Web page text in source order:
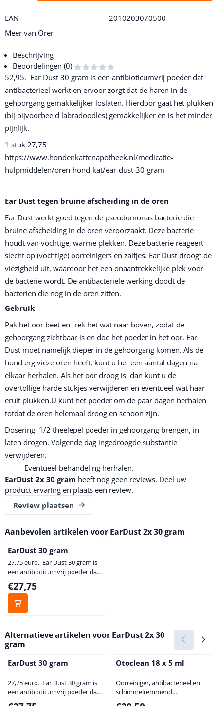
EAN
2010203070500
Meer van Oren
Beschrijving
Beoordelingen (0)
52,95. Ear Dust 30 gram is een antibioticumvrij poeder dat
antibacterieel werkt en ervoor zorgt dat de haren in de
gehoorgang gemakkelijker loslaten. Hierdoor gaat het plukken
(bij bijvoorbeeld labradoodles) gemakkelijker en is het minder
pijnlijk.
1 stuk 27,75
https://www.hondenkattenapotheek.nl/medicatie-
hulpmiddelen/oren-hond-kat/ear-dust-30-gram
Ear Dust tegen bruine afscheiding in de oren
Ear Dust werkt goed tegen de pseudomonas bacterie die
bruine afscheiding in de oren veroorzaakt. Deze bacterie
houdt van vochtige, warme plekken. Deze bacterie reageert
slecht op (vochtige) oorreinigers en zalfjes. Ear Dust droogt de
viezigheid uit, waardoor het een onaantrekkelijke plek voor
de bacterie wordt. De antibacteriele werking doodt de
bacterien die nog in de oren zitten.
Gebruik
Pak het oor beet en trek het wat naar boven, zodat de
gehoorgang zichtbaar is en doe het poeder in het oor. Ear
Dust moet namelijk dieper in de gehoorgang komen. Als de
hond erg vieze oren heeft, kunt u het een aantal dagen na
elkaar herhalen. Als het oor droog is, dan kunt u de
overtollige harde stukjes verwijderen en eventueel wat haar
eruit plukken.U kunt het poeder om de paar dagen herhalen
totdat de oren helemaal droog en schoon zijn.
Dosering: 1/2 theelepel poeder in gehoorgang brengen, in
laten drogen. Volgende dag ingedroogde substantie
verwijderen.
Eventueel behandeling herhalen.
EarDust 2x 30 gram heeft nog geen reviews. Deel uw
product ervaring en plaats een review.
Review plaatsen
Aanbevolen artikelen voor EarDust 2x 30 gram
EarDust 30 gram
27,75 euro. Ear Dust 30 gram is
een antibioticumvrij poeder dat
zorgt dat de haren in de
gehoorgang gemakkelijker
loslaten. Hierdoor gaat het
is het minder pijnlijk. Ear Dust
tegen bruine afscheiding in de
de pseudomonas bacterie ...
Prijs: 27,75
€27,75
Alternatieve artikelen voor EarDust 2x 30
gram
EarDust 30 gram
27,75 euro. Ear Dust 30 gram is
een antibioticumvrij poeder dat
antibacterieel werkt en ervoor
Otoclean 18 x 5 ml
Oorreiniger, antibacterieel en
schimmelremmend.
Productomschrijving Otoclean is